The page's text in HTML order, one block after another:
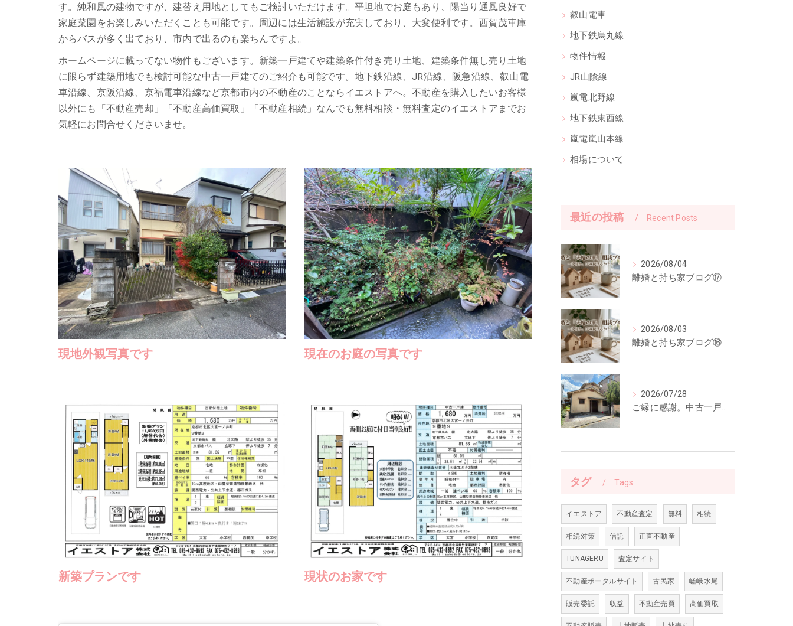
す。純和風の建物ですが、建替え用地としてもご検討いただけます。平坦地でお庭もあり、陽当り通風良好で
家庭菜園をお楽しみいただくことも可能です。周辺には生活施設が充実しており、大変便利です。西賀茂車庫
からバスが多く出ており、市内で出るのも楽ちんですよ。
ホームページに載ってない物件もございます。新築一戸建てや建築条件付き売り土地、建築条件無し売り土地
に限らず建築用地でも検討可能な中古一戸建てのご紹介も可能です。地下鉄沿線、JR沿線、阪急沿線、叡山電
車沿線、京阪沿線、京福電車沿線など京都市内の不動産のことならイエストアへ。不動産を購入したいお客様
以外にも「不動産売却」「不動産高価買取」「不動産相続」なんでも無料相談・無料査定のイエストアまでお
気軽にお問合せくださいませ。
現地外観写真です 現在のお庭の写真です
新築プランです 現状のお家です
叡山電車
地下鉄烏丸線
物件情報
JR山陰線
嵐電北野線
地下鉄東西線
嵐電嵐山本線
相場について
最近の投稿 Recent Posts
2026/08/04
離婚と持ち家ブログ⑰
2026/08/03
離婚と持ち家ブログ⑯
2026/07/28
ご縁に感謝。中古一戸建てのご契約をいただきました
タグ Tags
イエストア 不動産査定 無料 相続
相続対策 信託 正直不動産
TUNAGERU 査定サイト
不動産ポータルサイト 古民家 嵯峨水尾
販売委託 収益 不動産売買 高価買取